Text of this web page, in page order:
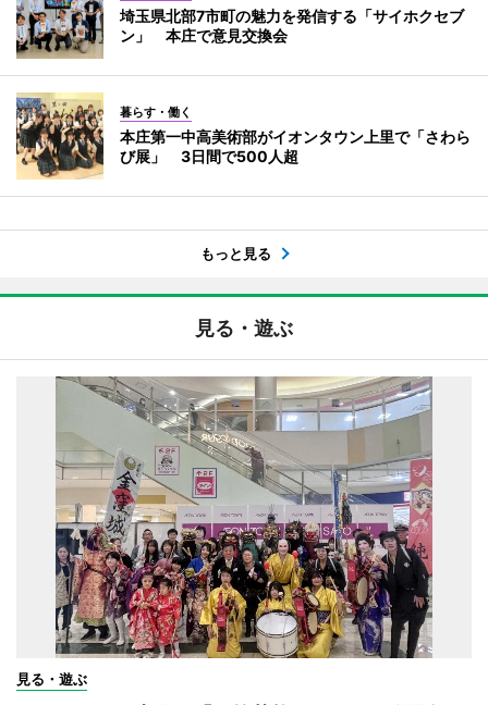
埼玉県北部7市町の魅力を発信する「サイホクセブ
ン」 本庄で意見交換会
暮らす・働く
本庄第一中高美術部がイオンタウン上里で「さわら
び展」 3日間で500人超
もっと見る
見る・遊ぶ
見る・遊ぶ